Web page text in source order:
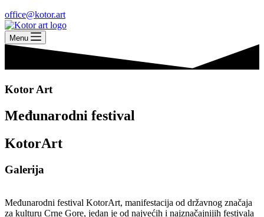
office@kotor.art
Menu
Kotor Art
Međunarodni festival
KotorArt
Galerija
Međunarodni festival KotorArt, manifestacija od državnog značaja
za kulturu Crne Gore, jedan je od najvećih i najznačajnijih festivala